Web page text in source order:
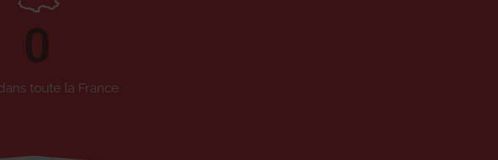
toute la France
0